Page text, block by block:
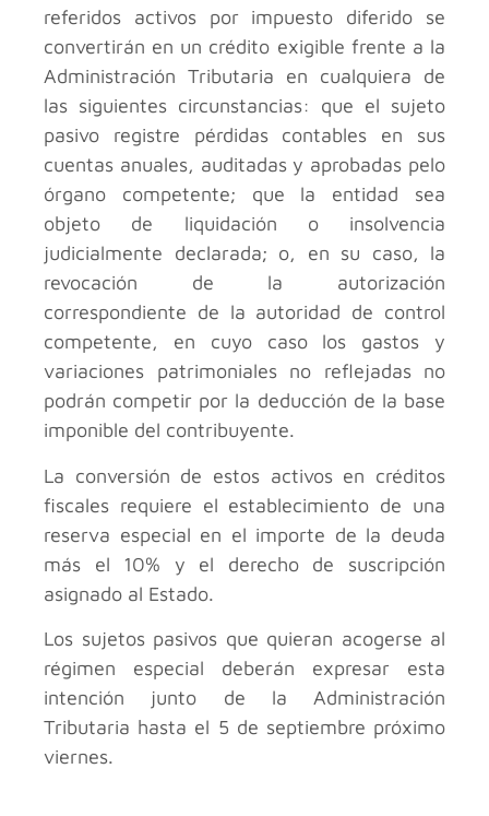
referidos activos por impuesto diferido se
convertirán en un crédito exigible frente a la
Administración Tributaria en cualquiera de
las siguientes circunstancias: que el sujeto
pasivo registre pérdidas contables en sus
cuentas anuales, auditadas y aprobadas pelo
órgano competente; que la entidad sea
objeto de liquidación o insolvencia
judicialmente declarada; o, en su caso, la
revocación de la autorización
correspondiente de la autoridad de control
competente, en cuyo caso los gastos y
variaciones patrimoniales no reflejadas no
podrán competir por la deducción de la base
imponible del contribuyente.
La conversión de estos activos en créditos
fiscales requiere el establecimiento de una
reserva especial en el importe de la deuda
más el 10% y el derecho de suscripción
asignado al Estado.
Los sujetos pasivos que quieran acogerse al
régimen especial deberán expresar esta
intención junto de la Administración
Tributaria hasta el 5 de septiembre próximo
viernes.